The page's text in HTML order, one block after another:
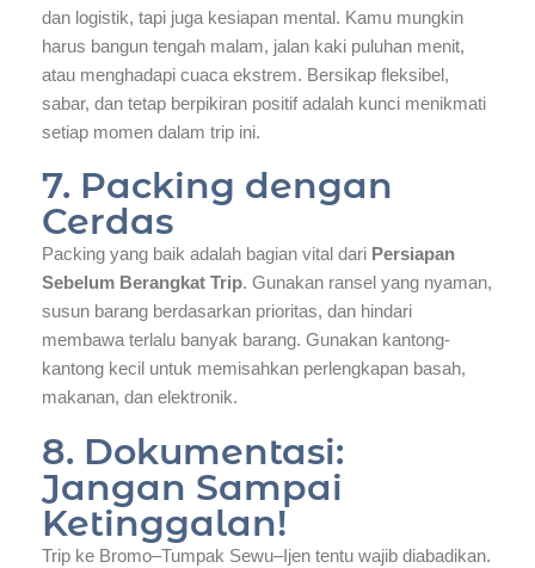
dan logistik, tapi juga kesiapan mental. Kamu mungkin
harus bangun tengah malam, jalan kaki puluhan menit,
atau menghadapi cuaca ekstrem. Bersikap fleksibel,
sabar, dan tetap berpikiran positif adalah kunci menikmati
setiap momen dalam trip ini.
7. Packing dengan
Cerdas
Packing yang baik adalah bagian vital dari Persiapan
Sebelum Berangkat Trip. Gunakan ransel yang nyaman,
susun barang berdasarkan prioritas, dan hindari
membawa terlalu banyak barang. Gunakan kantong-
kantong kecil untuk memisahkan perlengkapan basah,
makanan, dan elektronik.
8. Dokumentasi:
Jangan Sampai
Ketinggalan!
Trip ke Bromo–Tumpak Sewu–Ijen tentu wajib diabadikan.